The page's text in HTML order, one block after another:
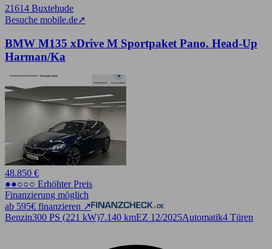
21614 Buxtehude
Besuche mobile.de➚
BMW M135 xDrive M Sportpaket Pano. Head-Up
Harman/Ka
48.850 €
●●○○○ Erhöhter Preis
Finanzierung möglich
ab 595€ finanzieren ↗
Benzin300 PS (221 kW)7.140 kmEZ 12/2025Automatik4 Türen